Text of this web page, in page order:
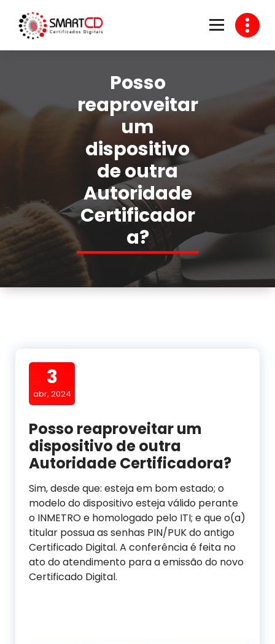
content
Posso
reaproveitar
um
dispositivo
de outra
Autoridade
Certificador
a?
3
abr, 2024
Posso reaproveitar um
dispositivo de outra
Autoridade Certificadora?
Sim, desde que: esteja em bom estado; o
modelo do dispositivo esteja válido perante
o INMETRO e homologado pelo ITI; e que o(a)
titular possua as senhas PIN/PUK do antigo
Certificado Digital. A conferência é feita no
ato do atendimento para a emissão do novo
Certificado Digital.